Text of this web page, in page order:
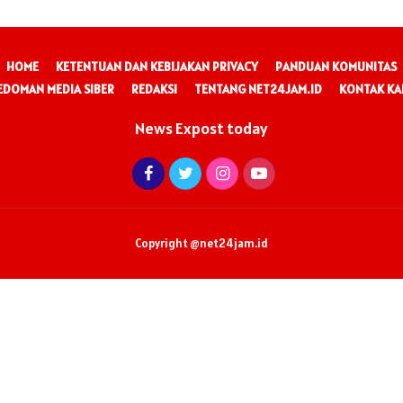
HOME KETENTUAN DAN KEBIJAKAN PRIVACY
PANDUAN KOMUNITAS
MEDIA SIBER
REDAKSI TENTANG NET24JAM.ID KONTAK
News Expost today
Copyright @net24jam.id